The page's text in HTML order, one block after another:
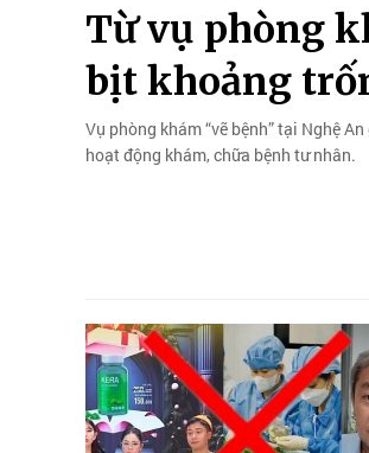
Từ vụ phòng
bịt khoảng
Vụ phòng khám “vẽ bệnh” tại Nghệ
hoạt động khám, chữa bệnh tư nhân.